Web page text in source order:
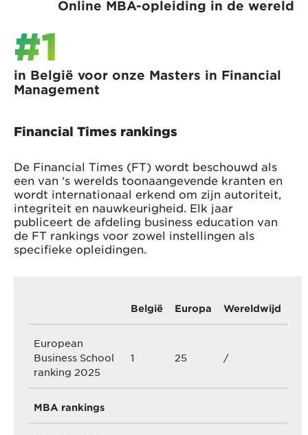
Online MBA-opleiding in de wereld
#1
in België voor onze Masters in Financial
Management
Financial Times rankings
De Financial Times (FT) wordt beschouwd als
een van ‘s werelds toonaangevende kranten en
wordt internationaal erkend om zijn autoriteit,
integriteit en nauwkeurigheid. Elk jaar
publiceert de afdeling business education van
de FT rankings voor zowel instellingen als
specifieke opleidingen.
België Europa Wereldwijd
European
Business School
ranking 2025
1 25 /
MBA rankings